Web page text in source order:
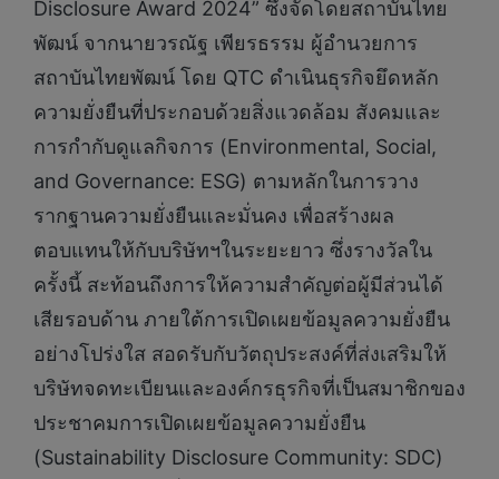
Disclosure Award 2024” ซึ่งจัดโดยสถาบันไทย
พัฒน์ จากนายวรณัฐ เพียรธรรม ผู้อำนวยการ
สถาบันไทยพัฒน์ โดย QTC ดำเนินธุรกิจยึดหลัก
ความยั่งยืนที่ประกอบด้วยสิ่งแวดล้อม สังคมและ
การกำกับดูแลกิจการ (Environmental, Social,
and Governance: ESG) ตามหลักในการวาง
รากฐานความยั่งยืนและมั่นคง เพื่อสร้างผล
ตอบแทนให้กับบริษัทฯในระยะยาว ซึ่งรางวัลใน
ครั้งนี้ สะท้อนถึงการให้ความสำคัญต่อผู้มีส่วนได้
เสียรอบด้าน ภายใต้การเปิดเผยข้อมูลความยั่งยืน
อย่างโปร่งใส สอดรับกับวัตถุประสงค์ที่ส่งเสริมให้
บริษัทจดทะเบียนและองค์กรธุรกิจที่เป็นสมาชิกของ
ประชาคมการเปิดเผยข้อมูลความยั่งยืน
(Sustainability Disclosure Community: SDC)